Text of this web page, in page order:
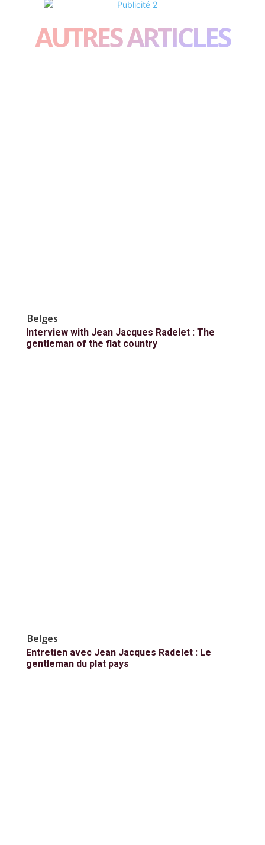
AUTRES ARTICLES
Belges
Interview with Jean Jacques Radelet : The
gentleman of the flat country
Belges
Entretien avec Jean Jacques Radelet : Le
gentleman du plat pays